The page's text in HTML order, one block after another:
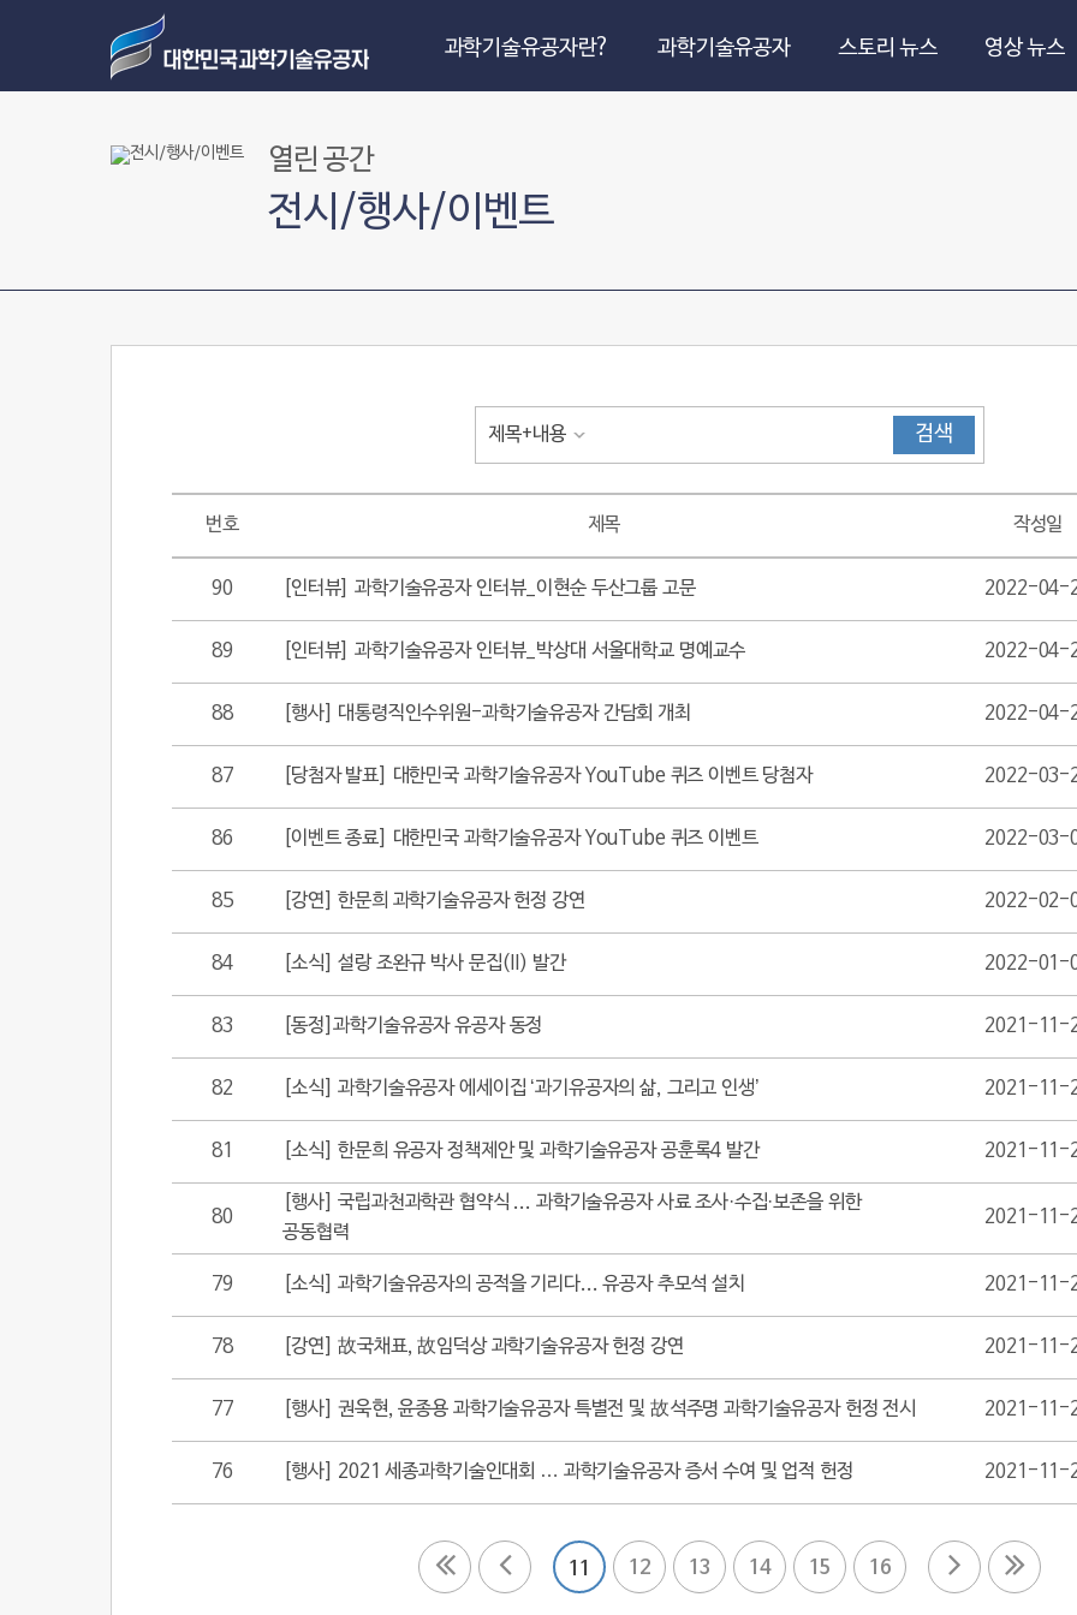
과학기술유공자란? 과학기술유공자 스토리 뉴스 영상 뉴스
열린 공간
전시/행사/이벤트
제목+내용 검색
번호 제목 작성일
90 [인터뷰] 과학기술유공자 인터뷰_이현순 두산그룹 고문 2022-04-
89 [인터뷰] 과학기술유공자 인터뷰_박상대 서울대학교 명예교수 2022-04-
88 [행사] 대통령직인수위원-과학기술유공자 간담회 개최 2022-04-
87 [당첨자 발표] 대한민국 과학기술유공자 YouTube 퀴즈 이벤트 당첨자 2022-03-
86 [이벤트 종료] 대한민국 과학기술유공자 YouTube 퀴즈 이벤트 2022-03-
85 [강연] 한문희 과학기술유공자 헌정 강연 2022-02-
84 [소식] 설랑 조완규 박사 문집(II) 발간 2022-01-
83 [동정]과학기술유공자 유공자 동정 2021-11-
82 [소식] 과학기술유공자 에세이집 ‘과기유공자의 삶, 그리고 인생’ 2021-11-
81 [소식] 한문희 유공자 정책제안 및 과학기술유공자 공훈록4 발간 2021-11-
80
[행사] 국립과천과학관 협약식 ... 과학기술유공자 사료 조사·수집·보존을 위한
공동협력
2021-11-
79 [소식] 과학기술유공자의 공적을 기리다... 유공자 추모석 설치 2021-11-
78 [강연] 故국채표, 故임덕상 과학기술유공자 헌정 강연 2021-11-
77 [행사] 권욱현, 윤종용 과학기술유공자 특별전 및 故석주명 과학기술유공자 헌정 전시 2021-11-
76 [행사] 2021 세종과학기술인대회 … 과학기술유공자 증서 수여 및 업적 헌정 2021-11-
11 12 13 14 15 16